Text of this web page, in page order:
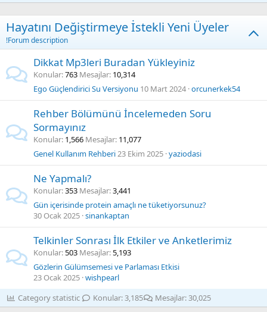
Hayatını Değiştirmeye İstekli Yeni Üyeler
!Forum description
Dikkat Mp3leri Buradan Yükleyiniz
Konular 763 Mesajlar 10,314
Ego Güçlendirici Su Versiyonu 10 Mart 2024 orcunerkek54
Rehber Bölümünü İncelemeden Soru
Sormayınız
Konular 1,566 Mesajlar 11,077
Genel Kullanım Rehberi23 Ekim 2025 yaziodasi
Ne Yapmalı?
Konular 353 Mesajlar 3,441
Gün içerisinde protein amaçlı ne tüketiyorsunuz?
30 Ocak 2025 sinankaptan
Telkinler Sonrası İlk Etkiler ve Anketlerimiz
Konular 503 Mesajlar 5,193
Gözlerin Gülümsemesi ve Parlaması Etkisi
23 Ocak 2025 wishpearl
Category statistic
Konular 3,185 Mesajlar 30,025